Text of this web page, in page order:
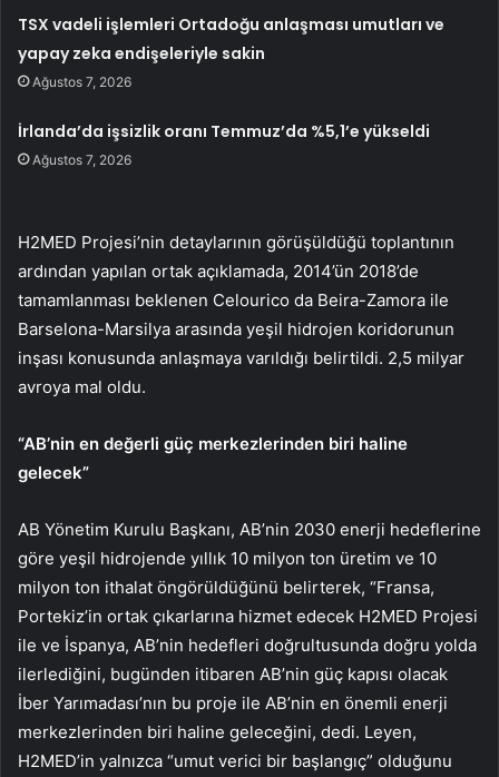
TSX vadeli işlemleri Ortadoğu anlaşması umutları ve
yapay zeka endişeleriyle sakin
Ağustos 7, 2026
İrlanda’da işsizlik oranı Temmuz’da %5,1’e yükseldi
Ağustos 7, 2026
H2MED Projesi’nin detaylarının görüşüldüğü toplantının
ardından yapılan ortak açıklamada, 2014’ün 2018’de
tamamlanması beklenen Celourico da Beira-Zamora ile
Barselona-Marsilya arasında yeşil hidrojen koridorunun
inşası konusunda anlaşmaya varıldığı belirtildi. 2,5 milyar
avroya mal oldu.
“AB’nin en değerli güç merkezlerinden biri haline
gelecek”
AB Yönetim Kurulu Başkanı, AB’nin 2030 enerji hedeflerine
göre yeşil hidrojende yıllık 10 milyon ton üretim ve 10
milyon ton ithalat öngörüldüğünü belirterek, “Fransa,
Portekiz’in ortak çıkarlarına hizmet edecek H2MED Projesi
ile ve İspanya, AB’nin hedefleri doğrultusunda doğru yolda
ilerlediğini, bugünden itibaren AB’nin güç kapısı olacak
İber Yarımadası’nın bu proje ile AB’nin en önemli enerji
merkezlerinden biri haline geleceğini, dedi. Leyen,
H2MED’in yalnızca “umut verici bir başlangıç” olduğunu